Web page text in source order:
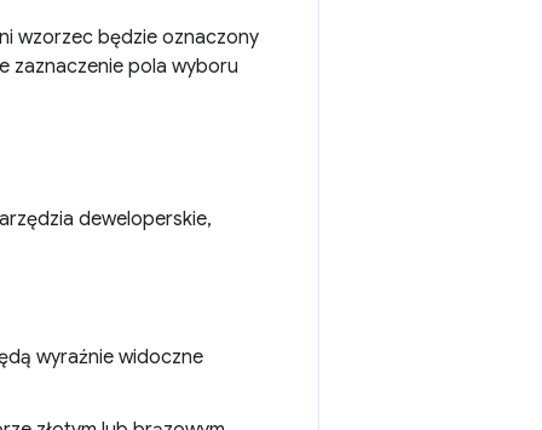
wzorzec będzie oznaczony
zaznaczenie pola wyboru
deweloperskie,
wyraźnie widoczne